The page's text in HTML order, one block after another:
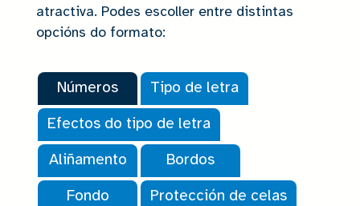
atractiva. Podes escoller entre distintas
opcións do formato:
Números Tipo de letra
Efectos do tipo de letra
Aliñamento Bordos
Fondo Protección de celas